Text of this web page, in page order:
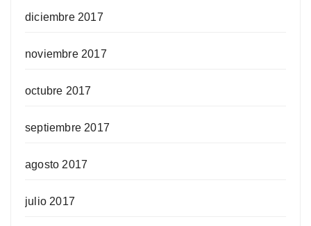
diciembre 2017
noviembre 2017
octubre 2017
septiembre 2017
agosto 2017
julio 2017